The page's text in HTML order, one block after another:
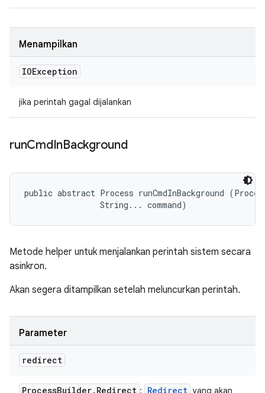
Menampilkan
IOException
jika perintah gagal dijalankan
runCmdInBackground
public abstract Process runCmdInBackground
                String... command)
Metode helper untuk menjalankan perintah sistem secara
asinkron.
Akan segera ditampilkan setelah meluncurkan perintah.
Parameter
redirect
ProcessBuilder. Redirect : Redirect yang akan